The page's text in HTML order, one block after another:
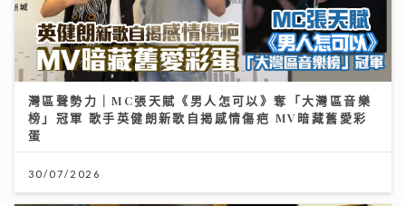
灣區聲勢力｜MC張天賦《男人怎可以》奪「大灣區音樂
榜」冠軍 歌手英健朗新歌自揭感情傷疤 MV暗藏舊愛彩
蛋
30/07/2026